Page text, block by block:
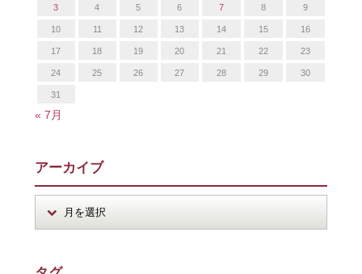
3 4 5 6 7 8 9
10 11 12 13 14 15 16
17 18 19 20 21 22 23
24 25 26 27 28 29 30
31
« 7月
アーカイブ